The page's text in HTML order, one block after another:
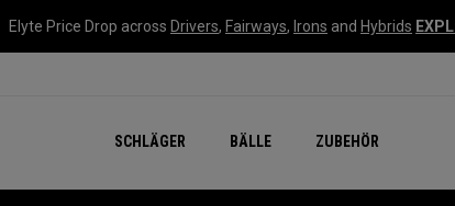
Elyte Price Drop across Drivers, Fairways, Irons and Hybrids
SCHLÄGER BÄLLE ZUBEHÖR